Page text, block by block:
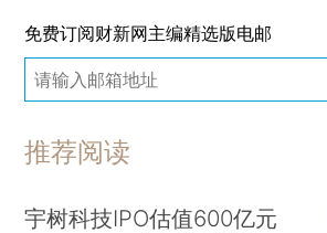
免费订阅财新网主编精选版电邮
推荐阅读
宇树科技IPO估值600亿元